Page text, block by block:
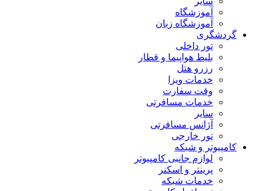
آموزشگاه
آموزشگاه زبان
گردشگری
تور داخلی
بلیط هواپیما و قطار
رزرو هتل
خدمات ویزا
وقت سفارت
خدمات مسافرتی
سایر
آژانس مسافرتی
تور خارجی
کامپیوتر و شبکه
لوازم جانبی کامپیوتر
پرینتر و اسکنر
خدمات شبکه